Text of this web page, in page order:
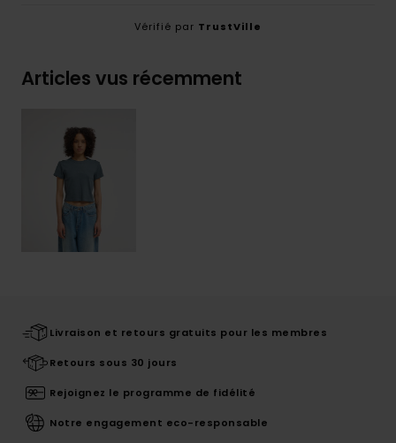
Vérifié par TrustVille
Articles vus récemment
Livraison et retours gratuits pour les membres
Retours sous 30 jours
Rejoignez le programme de fidélité
Notre engagement eco-responsable